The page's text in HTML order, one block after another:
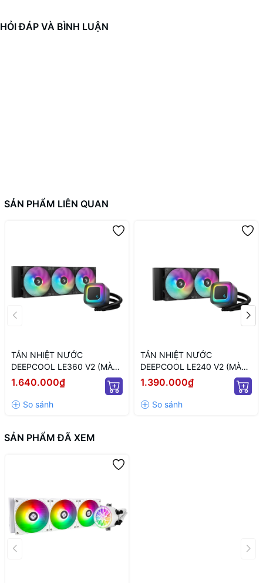
HỎI ĐÁP VÀ BÌNH LUẬN
SẢN PHẨM LIÊN QUAN
TẢN NHIỆT NƯỚC
DEEPCOOL LE360 V2 (MÀU
ĐEN/ QUẠT 120MM LED
1.640.000₫
TẢN NHIỆT NƯỚC
DEEPCOOL LE240 V2 (MÀU
ĐEN/ QUẠT 120MM LED
1.390.000₫
SẢN PHẨM ĐÃ XEM